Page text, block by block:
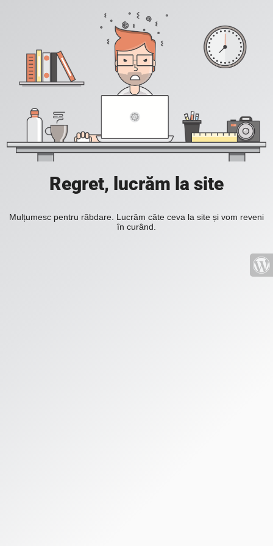
Regret, lucrăm la site
Mulțumesc pentru răbdare. Lucrăm câte ceva la site și vom reveni
în curând.